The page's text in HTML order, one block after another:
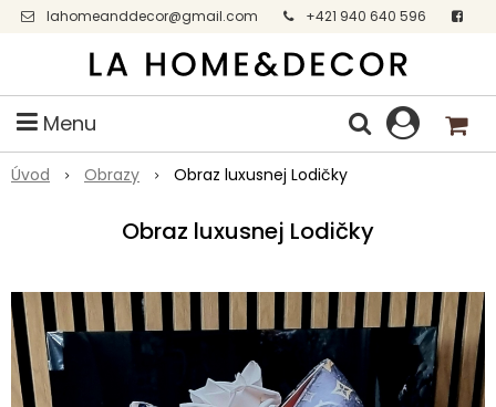
lahomeanddecor@gmail.com
+421 940 640 596
Facebook
Menu
Úvod Obrazy Obraz luxusnej Lodičky
Obraz luxusnej Lodičky